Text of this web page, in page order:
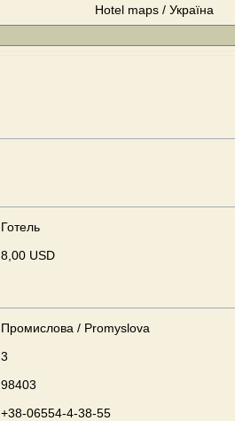
Hotel maps / Україна
Готель
8,00 USD
Промислова / Promyslova
3
98403
+38-06554-4-38-55